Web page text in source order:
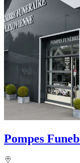
Pompes